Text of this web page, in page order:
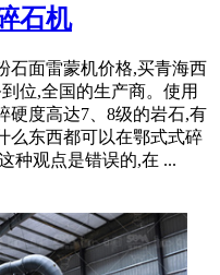
石机
石面雷蒙机价格,买青海西
位,全国的生产商。使用
硬度高达7、8级的岩石,有
么东西都可以在鄂式式碎
种观点是错误的,在 ...